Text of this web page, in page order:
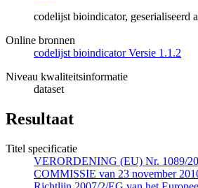
codelijst bioindicator, geserialiseerd
Online bronnen
codelijst bioindicator Versie 1.1.2
Niveau kwaliteitsinformatie
dataset
Resultaat
Titel specificatie
VERORDENING (EU) Nr. 1089/
COMMISSIE van 23 november